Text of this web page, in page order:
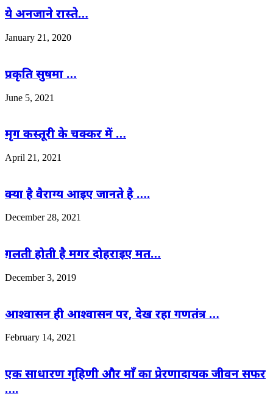
ये अनजाने रास्ते…
January 21, 2020
प्रकृति सुषमा …
June 5, 2021
मृग कस्तूरी के चक्कर में …
April 21, 2021
क्या है वैराग्य आइए जानते है ….
December 28, 2021
ग़लती होती है मगर दोहराइए मत…
December 3, 2019
आश्वासन ही आश्वासन पर, देख रहा गणतंत्र …
February 14, 2021
एक साधारण गृहिणी और माँ का प्रेरणादायक जीवन सफर
….